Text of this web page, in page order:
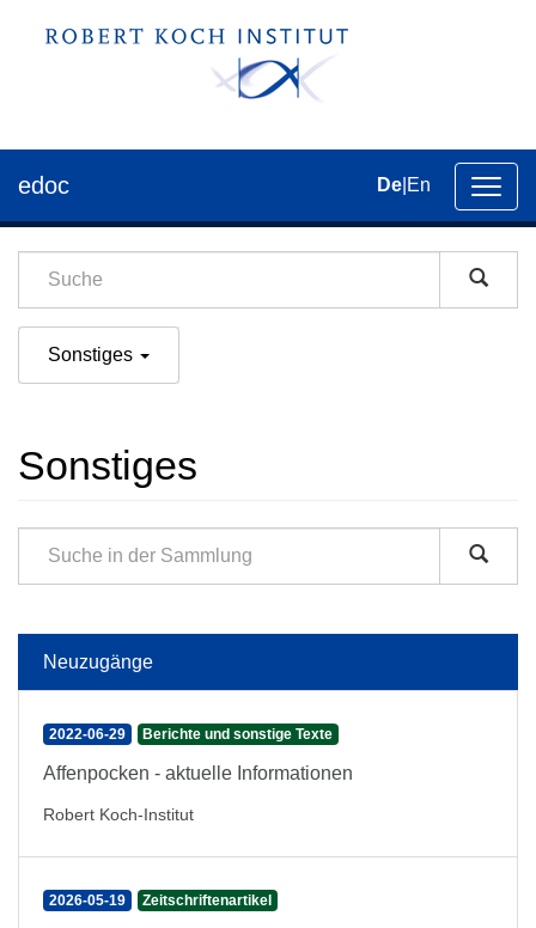
der
edoc De En
Sonstiges
Sonstiges
Neuzugänge
2022-06-29 Berichte und sonstige Texte
Affenpocken - aktuelle Informationen
Robert Koch-Institut
2026-05-19 Zeitschriftenartikel